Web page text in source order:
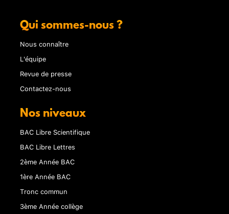
Qui sommes-nous ?
Nous connaître
L'équipe
Revue de presse
Contactez-nous
Nos niveaux
BAC Libre Scientifique
BAC Libre Lettres
2ème Année BAC
1ère Année BAC
Tronc commun
3ème Année collège